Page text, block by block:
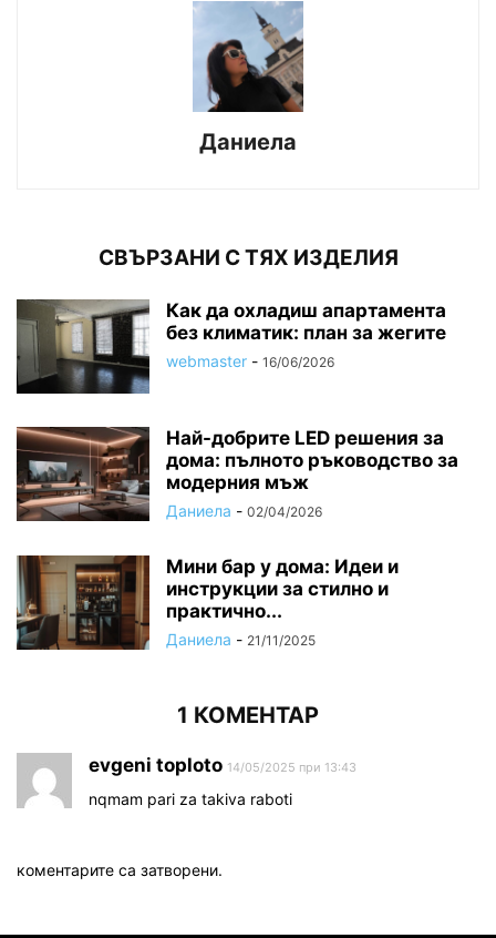
Даниела
СВЪРЗАНИ С ТЯХ ИЗДЕЛИЯ
Как да охладиш апартамента
без климатик: план за жегите
webmaster - 16/06/2026
Най-добрите LED решения за
дома: пълното ръководство за
модерния мъж
Даниела - 02/04/2026
Мини бар у дома: Идеи и
инструкции за стилно и
практично...
Даниела - 21/11/2025
1 КОМЕНТАР
evgeni toploto 14/05/2025 при 13:43
nqmam pari za takiva raboti
коментарите са затворени.